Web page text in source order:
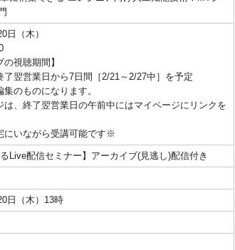
日（木）
の視聴期間】
了翌営業日から7日間［2/21～2/27中］を予定
のものになります。
、終了翌営業日の午前中にはマイページにリンクを
にいながら受講可能です※
るLive配信セミナー】アーカイブ(見逃し)配信付き
日（木）13時